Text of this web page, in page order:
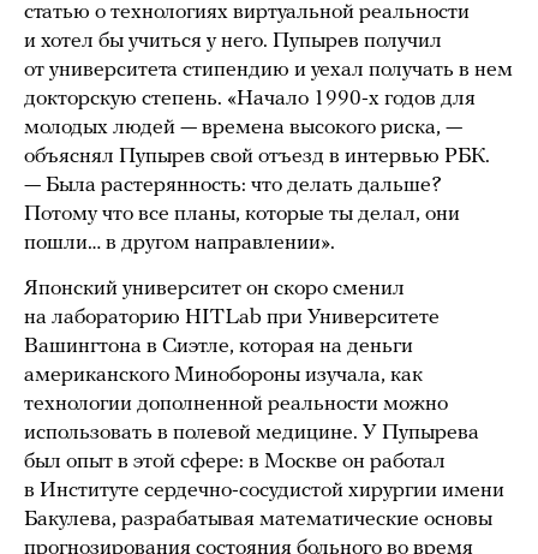
статью о технологиях виртуальной реальности
и хотел бы учиться у него. Пупырев получил
от университета стипендию и уехал получать в нем
докторскую степень. «Начало 1990-х годов для
молодых людей — времена высокого риска, —
объяснял Пупырев свой отъезд в интервью РБК.
— Была растерянность: что делать дальше?
Потому что все планы, которые ты делал, они
пошли… в другом направлении».
Японский университет он скоро сменил
на лабораторию HITLab при Университете
Вашингтона в Сиэтле, которая на деньги
американского Минобороны изучала, как
технологии дополненной реальности можно
использовать в полевой медицине. У Пупырева
был опыт в этой сфере: в Москве он работал
в Институте сердечно-сосудистой хирургии имени
Бакулева, разрабатывая математические основы
прогнозирования состояния больного во время